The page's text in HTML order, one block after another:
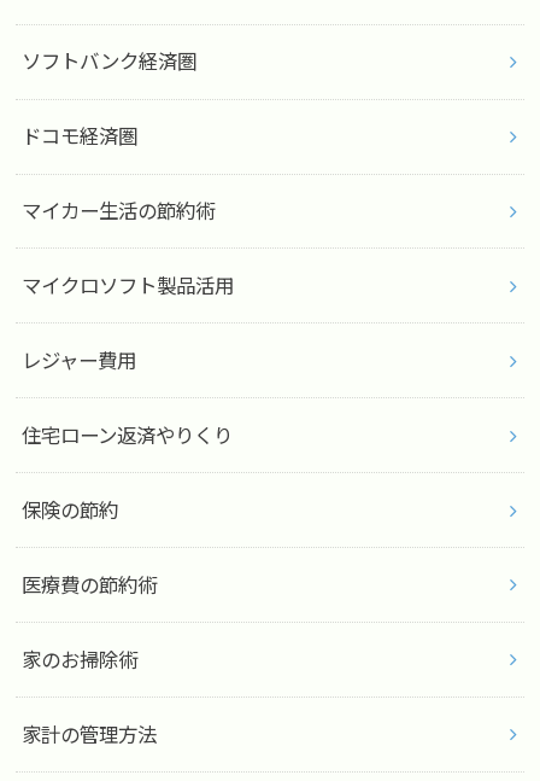
ソフトバンク経済圏
ドコモ経済圏
マイカー生活の節約術
マイクロソフト製品活用
レジャー費用
住宅ローン返済やりくり
保険の節約
医療費の節約術
家のお掃除術
家計の管理方法